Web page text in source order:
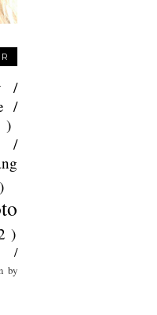
/
/
)
/
)
/
by